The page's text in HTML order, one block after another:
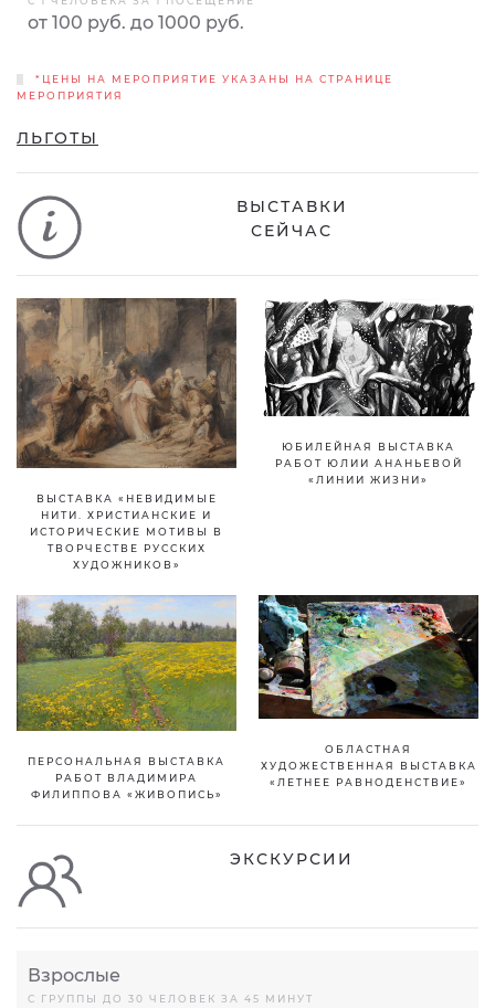
от 100 руб. до 1000 руб.
*ЦЕНЫ НА МЕРОПРИЯТИЕ УКАЗАНЫ НА СТРАНИЦЕ
МЕРОПРИЯТИЯ
ЛЬГОТЫ
ВЫСТАВКИ
СЕЙЧАС
ВЫСТАВКА «НЕВИДИМЫЕ
НИТИ. ХРИСТИАНСКИЕ И
ИСТОРИЧЕСКИЕ МОТИВЫ В
ТВОРЧЕСТВЕ РУССКИХ
ХУДОЖНИКОВ»
ЮБИЛЕЙНАЯ ВЫСТАВКА
РАБОТ ЮЛИИ АНАНЬЕВОЙ
«ЛИНИИ ЖИЗНИ»
ПЕРСОНАЛЬНАЯ ВЫСТАВКА
РАБОТ ВЛАДИМИРА
ФИЛИППОВА «ЖИВОПИСЬ»
ОБЛАСТНАЯ
ХУДОЖЕСТВЕННАЯ ВЫСТАВКА
«ЛЕТНЕЕ РАВНОДЕНСТВИЕ»
ЭКСКУРСИИ
Взрослые
С ГРУППЫ ДО 30 ЧЕЛОВЕК ЗА 45 МИНУТ